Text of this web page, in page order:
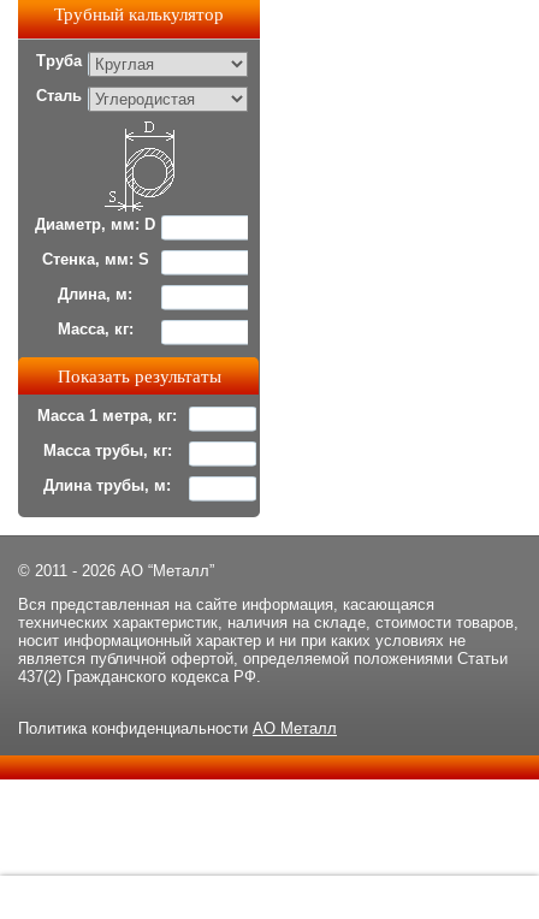
Трубный калькулятор
Труба
Сталь
Диаметр, мм: D
Стенка, мм: S
Длина, м:
Масса, кг:
Масса 1 метра, кг:
Масса трубы, кг:
Длина трубы, м:
© 2011 - 2026 АО “Металл”
Вся представленная на сайте информация, касающаяся
технических характеристик, наличия на складе, стоимости товаров,
носит информационный характер и ни при каких условиях не
является публичной офертой, определяемой положениями Статьи
437(2) Гражданского кодекса РФ.
Политика конфиденциальности АО Металл